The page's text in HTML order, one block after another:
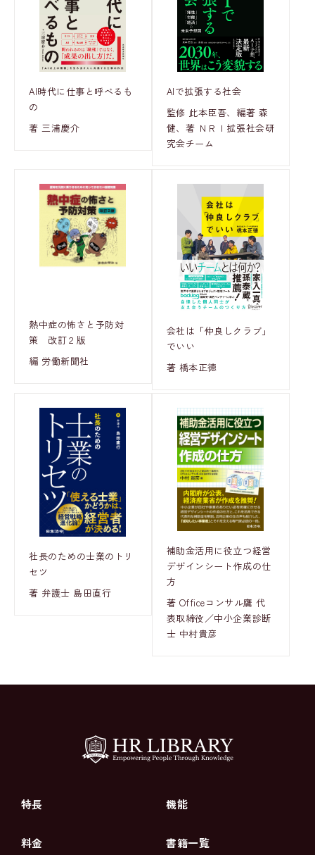
AI時代に仕事と呼べるも
の
著 三浦慶介
AIで拡張する社会
監修 此本臣吾、編著 森
健、著 ＮＲＩ拡張社会研
究会チーム
熱中症の怖さと予防対
策 改訂２版
編 労働新聞社
会社は「仲良しクラブ」
でいい
著 橋本正徳
社長のための士業のトリ
セツ
著 弁護士 島田直行
補助金活用に役立つ経営
デザインシート作成の仕
方
著 Officeコンサル鷹 代
表取締役／中小企業診断
士 中村貴彦
特長 機能
料金 書籍一覧